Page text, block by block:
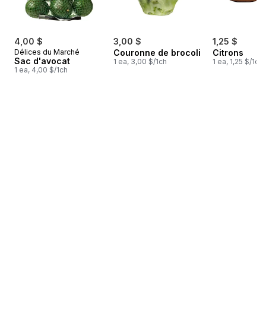
4,00 $
Délices du Marché
Sac d'avocat
1 ea, 4,00 $/1ch
3,00 $
Couronne de brocoli
1 ea, 3,00 $/1ch
1,25 $
Citrons
1 ea, 1,25 $/1ch